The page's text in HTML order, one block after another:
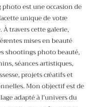
est une occasion de
unique de votre
travers cette galerie,
mises en beauté
shootings photo beauté,
séances artistiques,
projets créatifs et
Mon objectif est de
adapté à l'univers du